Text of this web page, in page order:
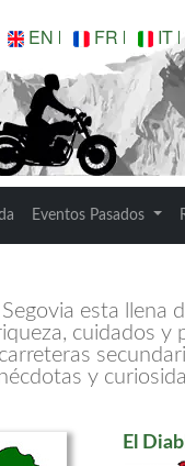
EN FR IT
Eventos Pasados
esta llena
cuidados y
y
El